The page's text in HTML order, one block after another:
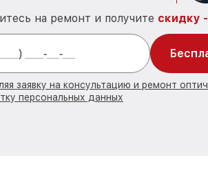
на ремонт и получите скидку
заявку на консультацию и ремонт
персональных данных